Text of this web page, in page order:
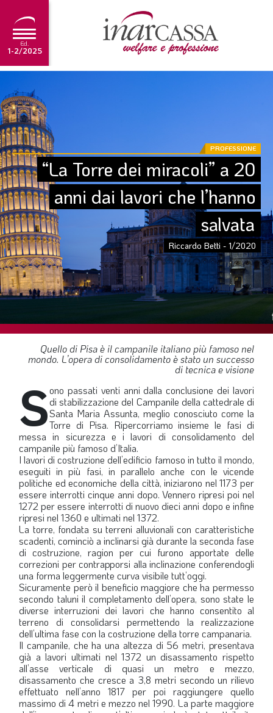
Ed.
1-2/2025
NEWS
EDITORIALE
TUTORIAL
SCADENZARIO
ARCHIVIO
Ultima edizione
1-2/2025
SOMMARIO
EDITORIALE
PREVIDENZA
FOCUS
PROFESSIONE
TERZA PAGINA
LE FOTO DEL FIL ROUGE
IN QUESTO NUMERO
SCENARIO ECONOMICO
SPAZIO APERTO
GOVERNANCE
FONDAZIONE
ASSOCIAZIONI
LA VIGNETTA DI EVASIO
SPECIALE
CAMBIA NUMERO expand_more
PROFESSIONE
“La Torre dei miracoli” a 20
anni dai lavori che l’hanno
salvata
Riccardo Betti - 1/2020
Quello di Pisa è il campanile italiano più famoso nel
mondo. L’opera di consolidamento è stato un successo
di tecnica e visione
Sono passati venti anni dalla conclusione dei lavori
di stabilizzazione del Campanile della cattedrale di
Santa Maria Assunta, meglio conosciuto come la
Torre di Pisa. Ripercorriamo insieme le fasi di
messa in sicurezza e i lavori di consolidamento del
campanile più famoso d’Italia.
I lavori di costruzione dell’edificio famoso in tutto il mondo,
eseguiti in più fasi, in parallelo anche con le vicende
politiche ed economiche della città, iniziarono nel 1173 per
essere interrotti cinque anni dopo. Vennero ripresi poi nel
1272 per essere interrotti di nuovo dieci anni dopo e infine
ripresi nel 1360 e ultimati nel 1372.
La torre, fondata su terreni alluvionali con caratteristiche
scadenti, cominciò a inclinarsi già durante la seconda fase
di costruzione, ragion per cui furono apportate delle
correzioni per contrapporsi alla inclinazione conferendogli
una forma leggermente curva visibile tutt’oggi.
Sicuramente però il beneficio maggiore che ha permesso
secondo taluni il completamento dell’opera, sono state le
diverse interruzioni dei lavori che hanno consentito al
terreno di consolidarsi permettendo la realizzazione
dell’ultima fase con la costruzione della torre campanaria.
Il campanile, che ha una altezza di 56 metri, presentava
già a lavori ultimati nel 1372 un disassamento rispetto
all’asse verticale di quasi un metro e mezzo,
disassamento che cresce a 3,8 metri secondo un rilievo
effettuato nell’anno 1817 per poi raggiungere quello
massimo di 4 metri e mezzo nel 1990. La parte maggiore